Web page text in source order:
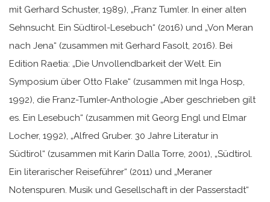
mit Gerhard Schuster, 1989), „Franz Tumler. In einer alten
Sehnsucht. Ein Südtirol-Lesebuch“ (2016) und „Von Meran
nach Jena“ (zusammen mit Gerhard Fasolt, 2016). Bei
Edition Raetia: „Die Unvollendbarkeit der Welt. Ein
Symposium über Otto Flake“ (zusammen mit Inga Hosp,
1992), die Franz-Tumler-Anthologie „Aber geschrieben gilt
es. Ein Lesebuch“ (zusammen mit Georg Engl und Elmar
Locher, 1992), „Alfred Gruber. 30 Jahre Literatur in
Südtirol“ (zusammen mit Karin Dalla Torre, 2001), „Südtirol.
Ein literarischer Reiseführer“ (2011) und „Meraner
Notenspuren. Musik und Gesellschaft in der Passerstadt“